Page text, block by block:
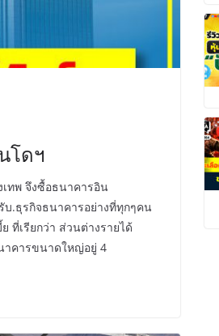
โดฯ
เทพ จึงซื้อธนาคารอิน
บ.ธุรกิจธนาคารอย่างที่ทุกๆคน
ที่เรียกว่า ส่วนต่างรายได้
าคารขนาดใหญ่อยู่ 4